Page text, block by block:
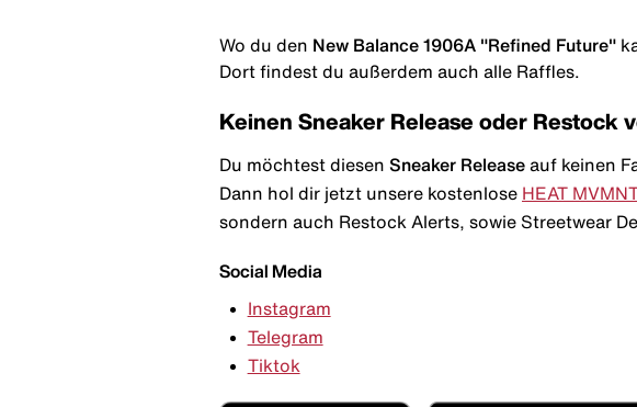
Wo du den New Balance 1906A "Refined Future"
Dort findest du außerdem auch alle Raffles.
Keinen Sneaker Release oder Restock
Du möchtest diesen Sneaker Release auf keinen
Dann hol dir jetzt unsere kostenlose HEAT
sondern auch Restock Alerts, sowie Streetwear
Social Media
Instagram
Telegram
Tiktok